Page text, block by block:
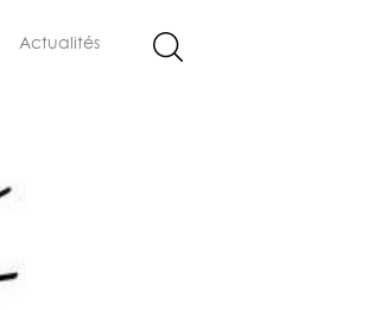
Actualités